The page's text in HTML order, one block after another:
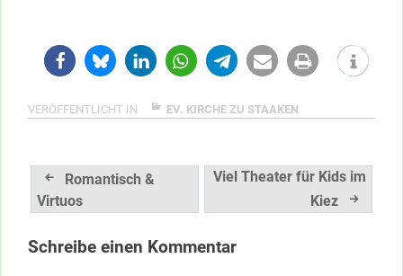
VERÖFFENTLICHT IN EV. KIRCHE ZU STAAKEN
Beitragsnavigation
Romantisch &
Virtuos
Viel Theater für Kids im
Kiez
Schreibe einen Kommentar